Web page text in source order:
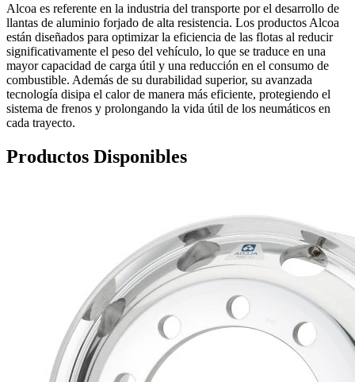
Alcoa es referente en la industria del transporte por el desarrollo de
llantas de aluminio forjado de alta resistencia. Los productos Alcoa
están diseñados para optimizar la eficiencia de las flotas al reducir
significativamente el peso del vehículo, lo que se traduce en una
mayor capacidad de carga útil y una reducción en el consumo de
combustible. Además de su durabilidad superior, su avanzada
tecnología disipa el calor de manera más eficiente, protegiendo el
sistema de frenos y prolongando la vida útil de los neumáticos en
cada trayecto.
Productos Disponibles